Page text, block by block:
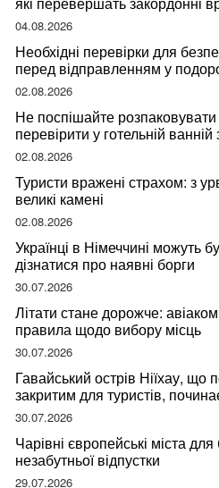
04.08.2026
Необхідні перевірки для
перед відправленням у
02.08.2026
Не поспішайте
перевірити у готельній
мандрівниці
02.08.2026
Туристи вражені страхом: з
великі камені
02.08.2026
Українці в Німеччині можуть
дізнатися про наявні борги
30.07.2026
Літати стане дорожче:
правила щодо вибору місць
30.07.2026
Гавайський острів Ніїхау, що
закритим для туристів,
відвідувачів
30.07.2026
Чарівні європейські міста
незабутньої відпустки
29.07.2026